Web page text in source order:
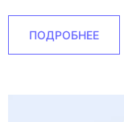
ПОДРОБНЕЕ